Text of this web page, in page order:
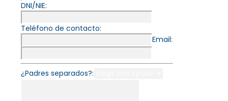
DNI/NIE:
Teléfono de contacto:
Email:
¿Padres separados?: